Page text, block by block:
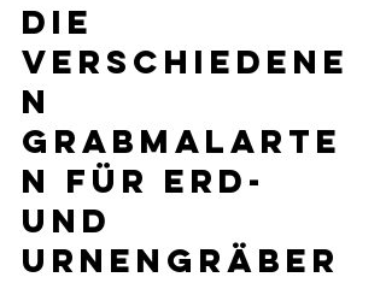
Die
verschiedene
n
Grabmalarte
n für Erd-
und
Urnengräber